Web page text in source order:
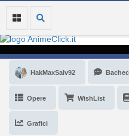
HakMaxSalv92
Opere WishList
Grafici